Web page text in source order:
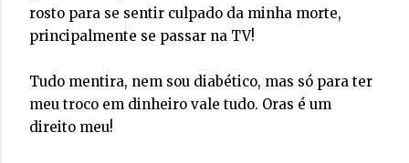
rosto para se sentir culpado da minha morte,
principalmente se passar na TV!
Tudo mentira, nem sou diabético, mas só para ter
meu troco em dinheiro vale tudo. Oras é um
direito meu!